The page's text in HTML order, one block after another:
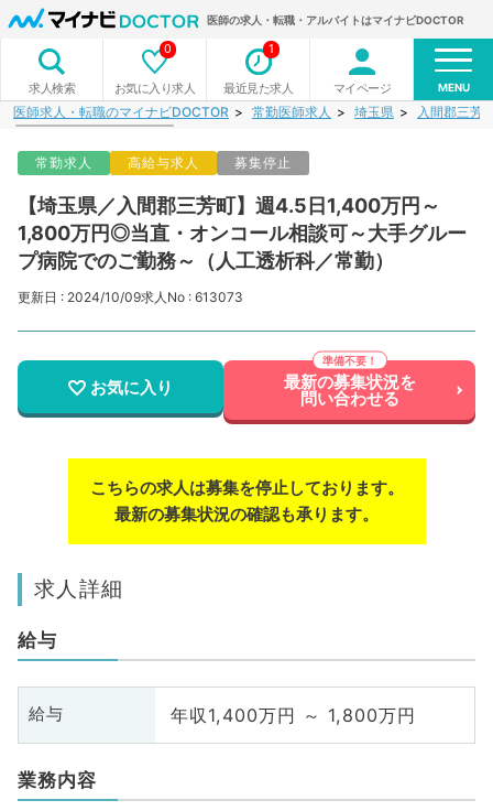
医師の求人・転職・アルバイトはマイナビDOCTOR
求人検索 お気に入り求人
0
最近見た求人
1
マイページ MENU
医師求人・転職のマイナビDOCTOR 常勤医師求人 埼玉県 入間郡三芳
常勤求人 高給与求人 募集停止
【埼玉県／入間郡三芳町】週4.5日1,400万円～
1,800万円◎当直・オンコール相談可～大手グルー
プ病院でのご勤務～（人工透析科／常勤）
更新日 : 2024/10/09求人No : 613073
お気に入り 最新の募集状況を
問い合わせる
こちらの求人は募集を停止しております。
最新の募集状況の確認も承ります。
求人詳細
給与
給与 年収1,400万円 ～ 1,800万円
業務内容